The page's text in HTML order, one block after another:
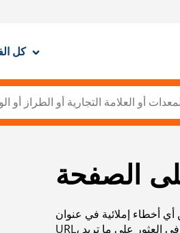
كل الفئات
الصفحة
أخطاء إملائية في عنوان